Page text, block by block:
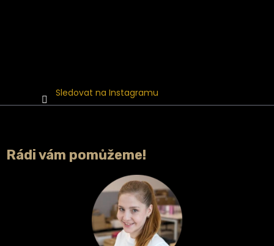
Sledovat na Instagramu
Rádi vám pomůžeme!